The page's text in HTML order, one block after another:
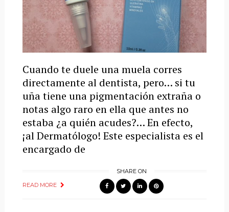
Cuando te duele una muela corres
directamente al dentista, pero… si tu
uña tiene una pigmentación extraña o
notas algo raro en ella que antes no
estaba ¿a quién acudes?… En efecto,
¡al Dermatólogo! Este especialista es el
encargado de
READ MORE
SHARE ON